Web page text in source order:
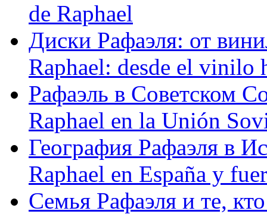
de Raphael
Диски Рафаэля: от
Raphael: desde el vinilo
Рафаэль в Советском
Raphael en la Unión
География Рафаэля в
Raphael en España y
Семья Рафаэля и те,